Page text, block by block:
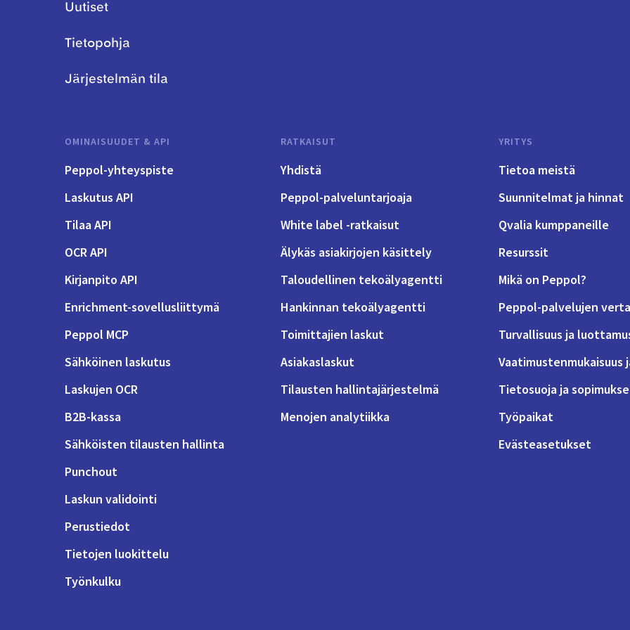
Uutiset
Tietopohja
Järjestelmän tila
OMINAISUUDET & API
Peppol-yhteyspiste
Laskutus API
Tilaa API
OCR API
Kirjanpito API
Enrichment-sovellusliittymä
Peppol MCP
Sähköinen laskutus
Laskujen OCR
B2B-kassa
Sähköisten tilausten hallinta
Punchout
Laskun validointi
Perustiedot
Tietojen luokittelu
Työnkulku
RATKAISUT
Yhdistä
Peppol-palveluntarjoaja
White label -ratkaisut
Älykäs asiakirjojen käsittely
Taloudellinen tekoälyagentti
Hankinnan tekoälyagentti
Toimittajien laskut
Asiakaslaskut
Tilausten hallintajärjestelmä
Menojen analytiikka
YRITYS
Tietoa meistä
Suunnitelmat ja hinnat
Qvalia kumppaneille
Resurssit
Mikä on Peppol?
Peppol-palvelujen
Turvallisuus ja
Vaatimustenmukaisuus
Tietosuoja ja
Työpaikat
Evästeasetukset